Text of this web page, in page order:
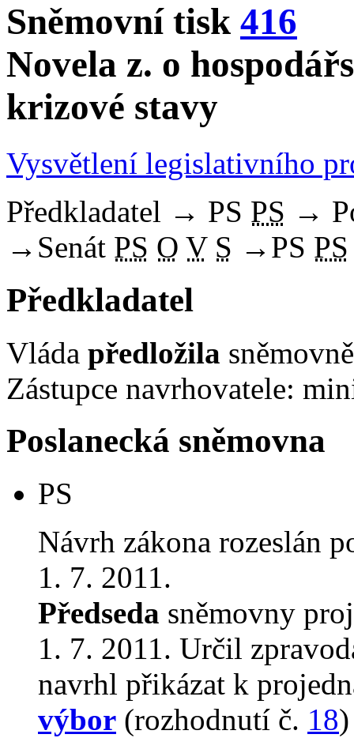
Sněmovní tisk 416
Novela z. o
krizové stavy
Vysvětlení legislativního
Předkladatel → PS PS →
→ Senát PS O V S → PS PS
Předkladatel
Vláda předložila
Zástupce navrhovatele:
Poslanecká sněmovna
PS
Návrh zákona rozeslán
1. 7. 2011.
Předseda sněmovny
1. 7. 2011. Určil
navrhl přikázat k
výbor (rozhodnutí č. 18)